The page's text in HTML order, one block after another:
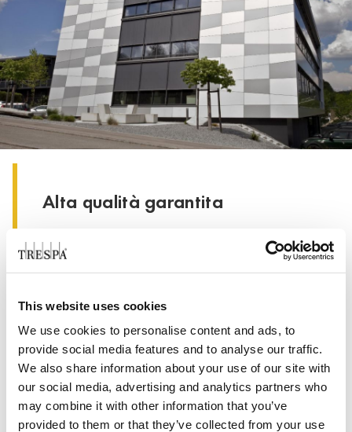
This website uses cookies
We use cookies to personalise content and ads, to
provide social media features and to analyse our traffic.
We also share information about your use of our site with
our social media, advertising and analytics partners who
may combine it with other information that you’ve
provided to them or that they’ve collected from your use
Alta qualità garantita
Trespa
è un laminato decorativo
compatto ad alta pressione (HPL) con una
superficie integrata realizzata grazie
Electron Beam Curing (EBC). La miscela
composta fino al 70% di fibre naturali e resine
termoindurenti, prodotta ad alta pressione e ad
alta temperatura, permette di realizzare
pannelli molto stabili e densi, con un ottimo
rapporto peso-resistenza.